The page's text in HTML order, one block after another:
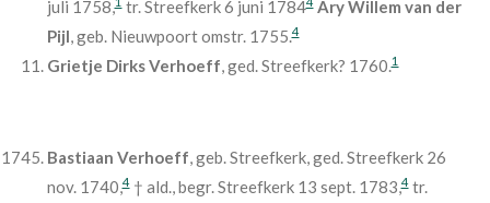
juli 1758, tr. Streefkerk 6 juni 1784 Ary Willem van der
Pijl, geb. Nieuwpoort omstr. 1755.4
Grietje Dirks Verhoeff, ged. Streefkerk? 1760.1
Bastiaan Verhoeff, geb. Streefkerk, ged. Streefkerk 26
nov. 1740,4† ald., begr. Streefkerk 13 sept. 1783,4tr.